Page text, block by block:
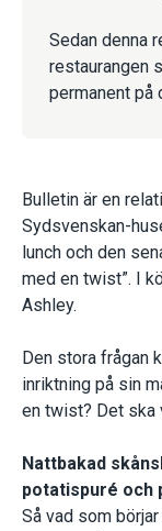
Sedan denna
restaurangen
permanent på
Bulletin är en
Sydsvenskan-
lunch och den
med en twist”. I
Ashley.
Den stora frågan
inriktning på sin
en twist? Det ska
Nattbakad
potatispuré och
Så vad som